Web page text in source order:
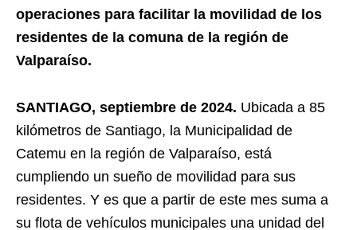
operaciones para facilitar la movilidad de los
residentes de la comuna de la región de
Valparaíso.
SANTIAGO, septiembre de 2024. Ubicada a 85
kilómetros de Santiago, la Municipalidad de
Catemu en la región de Valparaíso, está
cumpliendo un sueño de movilidad para sus
residentes. Y es que a partir de este mes suma a
su flota de vehículos municipales una unidad del